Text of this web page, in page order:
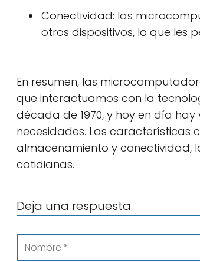
Conectividad: las
otros dispositivos, lo que les
En resumen, las
que interactuamos con la
década de 1970, y hoy en día
necesidades. Las características
almacenamiento y conectividad,
cotidianas.
Deja una respuesta